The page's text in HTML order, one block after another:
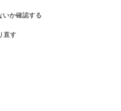
いか確認する
直す